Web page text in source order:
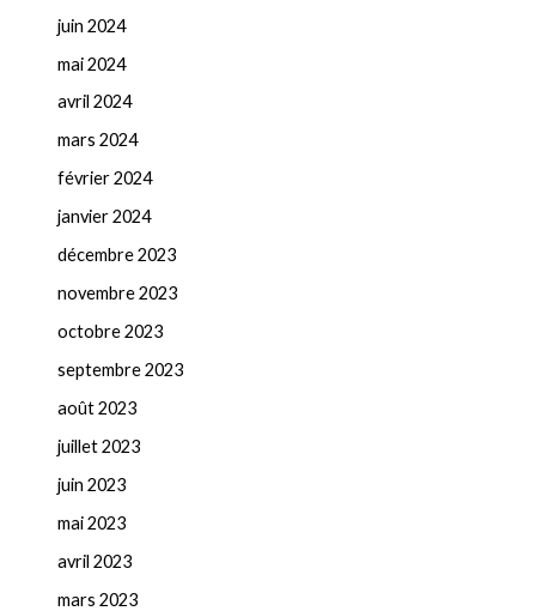
juin 2024
mai 2024
avril 2024
mars 2024
février 2024
janvier 2024
décembre 2023
novembre 2023
octobre 2023
septembre 2023
août 2023
juillet 2023
juin 2023
mai 2023
avril 2023
mars 2023